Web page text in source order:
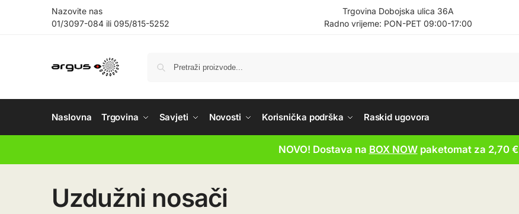
Nazovite nas
01/3097-084 ili 095/815-5252
Trgovina Dobojska ulica 36A
Radno vrijeme: PON-PET 09:00-17:00
Naslovna Trgovina Savjeti Novosti Korisnička podrška Raskid ugovora
NOVO! Dostava na BOX NOWpaketomat za 2,70 €
Uzdužni nosači